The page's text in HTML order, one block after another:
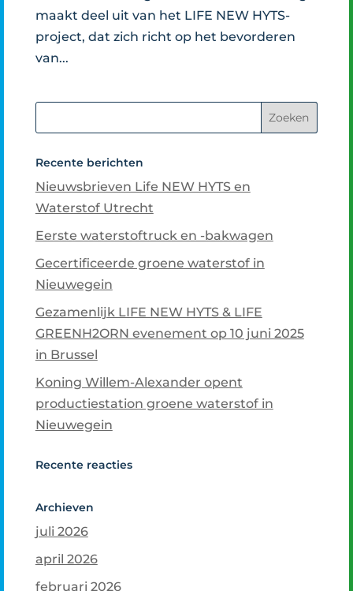
maakt deel uit van het LIFE NEW HYTS-
project, dat zich richt op het bevorderen
van...
Recente berichten
Nieuwsbrieven Life NEW HYTS en
Waterstof Utrecht
Eerste waterstoftruck en -bakwagen
Gecertificeerde groene waterstof in
Nieuwegein
Gezamenlijk LIFE NEW HYTS & LIFE
GREENH2ORN evenement op 10 juni 2025
in Brussel
Koning Willem-Alexander opent
productiestation groene waterstof in
Nieuwegein
Recente reacties
Archieven
juli 2026
april 2026
februari 2026